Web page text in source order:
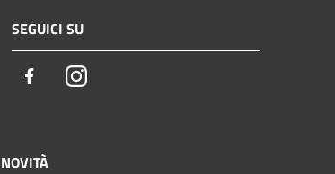
SEGUICI SU
FacebookInstagram
NOVITÀ